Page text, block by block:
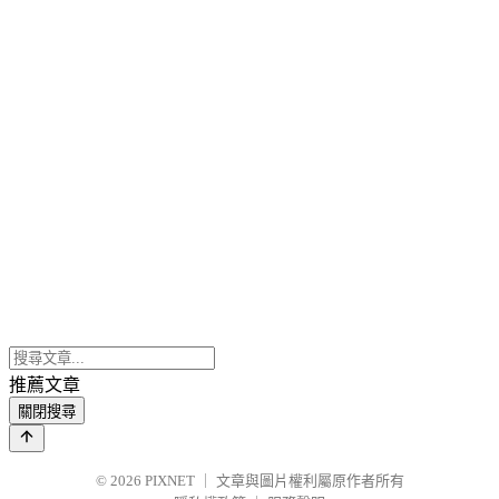
推薦文章
關閉搜尋
© 2026 PIXNET
文章與圖片權利屬原作者所有